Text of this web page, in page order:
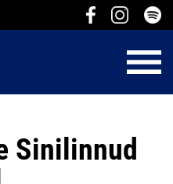
Sinilinnud